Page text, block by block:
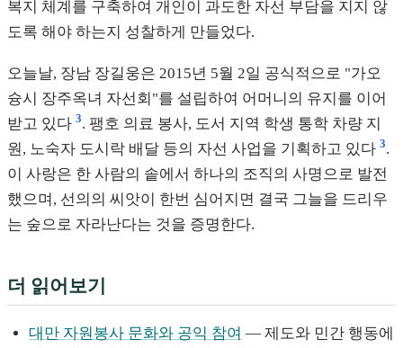
복지 체계를 구축하여 개인이 과도한 자선 부담을 지지 않
도록 해야 하는지 성찰하게 만들었다.
오늘날, 장남 장길웅은 2015년 5월 2일 공식적으로 "가오
슝시 장주옥녀 자선회"를 설립하여 어머니의 유지를 이어
받고 있다 3. 팽호 의료 봉사, 도서 지역 학생 통학 차량 지
원, 노숙자 도시락 배달 등의 자선 사업을 기획하고 있다 3.
이 사랑은 한 사람의 솥에서 하나의 조직의 사명으로 발전
했으며, 선의의 씨앗이 한번 심어지면 결국 그늘을 드리우
는 숲으로 자라난다는 것을 증명한다.
더 읽어보기
대만 자원봉사 문화와 공익 참여 — 제도와 민간 행동에